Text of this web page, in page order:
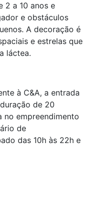
2 a 10 anos e
e obstáculos
A decoração é
e estrelas que
láctea.
à C&A, a entrada
de 20
no empreendimento
de
das 10h às 22h e